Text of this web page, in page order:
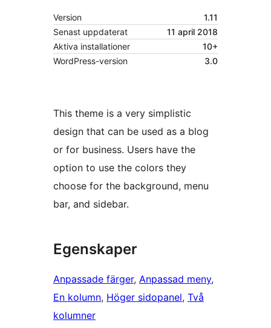
Version
1.11
Senast uppdaterat
11 april 2018
Aktiva installationer
10+
WordPress-version
3.0
This theme is a very simplistic
design that can be used as a blog
or for business. Users have the
option to use the colors they
choose for the background, menu
bar, and sidebar.
Egenskaper
Anpassade färger, Anpassad meny
En kolumn, Höger sidopanel, Två
kolumner